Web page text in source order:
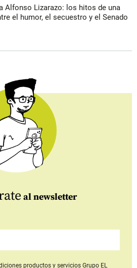
Alfonso Lizarazo: los hitos de una
el humor, el secuestro y el Senado
al newsletter
productos y serviciosGrupo EL